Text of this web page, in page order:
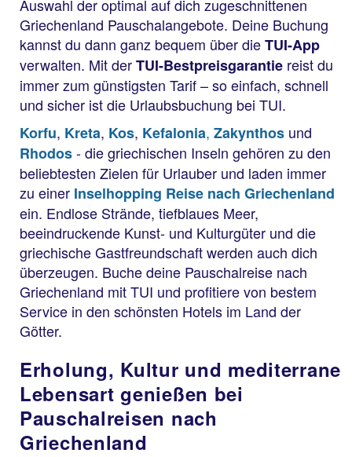
Auswahl der optimal auf dich zugeschnittenen
Griechenland Pauschalangebote. Deine Buchung
kannst du dann ganz bequem über dieTUI-App
verwalten. Mit derTUI-Bestpreisgarantie reist du
immer zum günstigsten Tarif – so einfach, schnell
und sicher ist die Urlaubsbuchung bei TUI.
Korfu, Kreta, Kos, Kefalonia, Zakynthos und
Rhodos- die griechischen Inseln gehören zu den
beliebtesten Zielen für Urlauber und laden immer
zu einer Inselhopping Reise nach Griechenland
ein. Endlose Strände, tiefblaues Meer,
beeindruckende Kunst- und Kulturgüter und die
griechische Gastfreundschaft werden auch dich
überzeugen. Buche deine Pauschalreise nach
Griechenland mit TUI und profitiere von bestem
Service in den schönsten Hotels im Land der
Götter.
Erholung, Kultur und mediterrane
Lebensart genießen bei
Pauschalreisen nach
Griechenland